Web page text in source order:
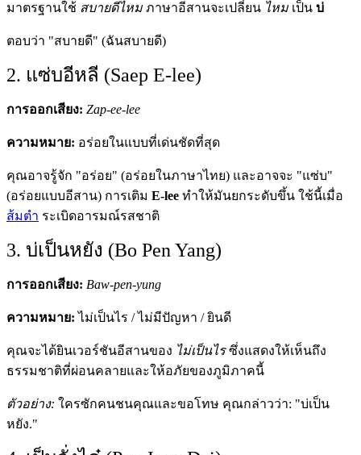
มาตรฐานใช้ สบายดีไหมภาษาอีสานจะเปลี่ยน ไหมเป็น บ่
ตอบว่า "สบายดี" (ฉันสบายดี)
2. แซ่บอีหลี (Saep E-lee)
การออกเสียง: Zap-ee-lee
ความหมาย: อร่อยในแบบที่เด่นชัดที่สุด
คุณอาจรู้จัก "อร่อย" (อร่อยในภาษาไทย) และอาจจะ "แซ่บ"
(อร่อยแบบอีสาน) การเติม E-lee ทำให้มันยกระดับขึ้น ใช้นี้เมื่อ
ส้มตำ ระเบิดอารมณ์รสชาติ
3. บ่เป็นหยัง (Bo Pen Yang)
การออกเสียง: Baw-pen-yung
ความหมาย: ไม่เป็นไร / ไม่มีปัญหา / ยินดี
คุณจะได้ยินเวอร์ชันอีสานของ ไม่เป็นไรซึ่งแสดงให้เห็นถึง
ธรรมชาติที่ผ่อนคลายและให้อภัยของภูมิภาคนี้
ตัวอย่าง: ใครซักคนชนคุณและขอโทษ คุณกล่าวว่า: "บ่เป็น
หยัง."